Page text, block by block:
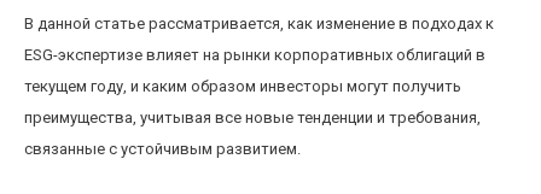
В данной статье рассматривается, как изменение в подходах к
ESG-экспертизе влияет на рынки корпоративных облигаций в
текущем году, и каким образом инвесторы могут получить
преимущества, учитывая все новые тенденции и требования,
связанные с устойчивым развитием.